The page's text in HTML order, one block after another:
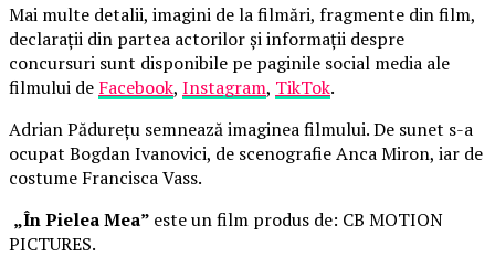
Mai multe detalii, imagini de la filmări, fragmente din film,
declarații din partea actorilor și informații despre
concursuri sunt disponibile pe paginile social media ale
filmului de Facebook, Instagram, TikTok.
Adrian Pădurețu semnează imaginea filmului. De sunet s-a
ocupat Bogdan Ivanovici, de scenografie Anca Miron, iar de
costume Francisca Vass.
„În Pielea Mea” este un film produs de: CB MOTION
PICTURES.